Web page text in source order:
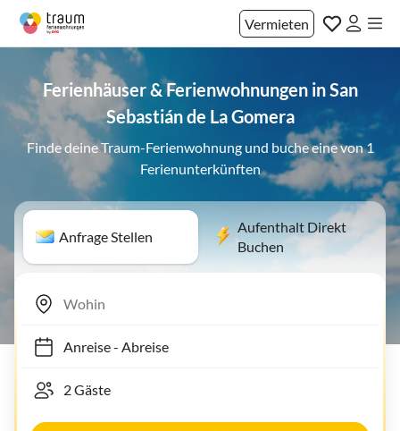
Vermieten
Ferienhäuser & Ferienwohnungen in San
Sebastián de La Gomera
Finde deine Traum-Ferienwohnung und buche eine von 1
Ferienunterkünften
Anfrage Stellen
Aufenthalt Direkt
Buchen
Anreise- Abreise